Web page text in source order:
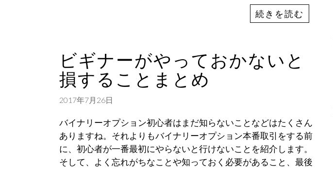
続きを読む
ビギナーがやっておかないと
損することまとめ
2017年7月26日
バイナリーオプション初心者はまだ知らないことなどはたくさん
ありますね。それよりもバイナリーオプション本番取引をする前
に、初心者が一番最初にやらないと行けないことを紹介します。
そして、よく忘れがちなことや知っておく必要があること、最後